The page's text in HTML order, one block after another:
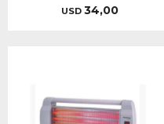
USD 34,00